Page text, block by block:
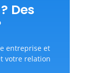
Des
entreprise et
votre relation